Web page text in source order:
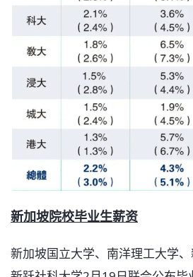
新加坡院校毕业生薪资
新加坡国立大学、南洋理工大学